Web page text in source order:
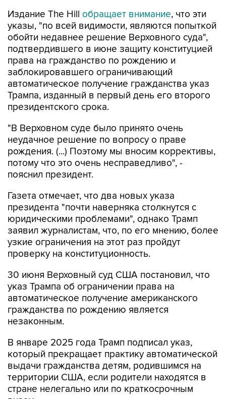
Издание The Hill обращает внимание, что эти
указы, "по всей видимости, являются попыткой
обойти недавнее решение Верховного суда",
подтвердившего в июне защиту конституцией
права на гражданство по рождению и
заблокировавшего ограничивающий
автоматическое получение гражданства указ
Трампа, изданный в первый день его второго
президентского срока.
"В Верховном суде было принято очень
неудачное решение по вопросу о праве
рождения. (...) Поэтому мы вносим коррективы,
потому что это очень несправедливо", -
пояснил президент.
Газета отмечает, что два новых указа
президента "почти наверняка столкнутся с
юридическими проблемами", однако Трамп
заявил журналистам, что, по его мнению, более
узкие ограничения на этот раз пройдут
проверку на конституционность.
30 июня Верховный суд США постановил, что
указ Трампа об ограничении права на
автоматическое получение американского
гражданства по рождению является
незаконным.
В январе 2025 года Трамп подписал указ,
который прекращает практику автоматической
выдачи гражданства детям, родившимся на
территории США, если родители находятся в
стране нелегально или по краткосрочным